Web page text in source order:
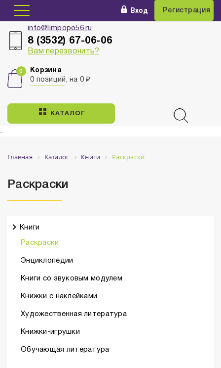
Вход Регистрация
info@limpopo56.ru
8 (3532) 67-06-06
Вам перезвонить?
Корзина
0 позиций, на 0 ₽
КАТАЛОГ
..
Главная Каталог Книги Раскраски
Раскраски
Книги
Раскраски
Энциклопедии
Книги со звуковым модулем
Книжки с наклейками
Художественная литература
Книжки-игрушки
Обучающая литература